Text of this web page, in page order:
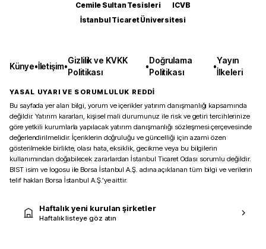
Cemile Sultan Tesisleri
ICVB
İstanbul Ticaret Üniversitesi
Künye•İletişim•
Gizlilik ve KVKK
Politikası
•
Doğrulama
Politikası
•
Yayın
İlkeleri
YASAL UYARI VE SORUMLULUK REDDİ
Bu sayfada yer alan bilgi, yorum ve içerikler yatırım danışmanlığı kapsamında
değildir. Yatırım kararları, kişisel mali durumunuz ile risk ve getiri tercihlerinize
göre yetkili kurumlarla yapılacak yatırım danışmanlığı sözleşmesi çerçevesinde
değerlendirilmelidir. İçeriklerin doğruluğu ve güncelliği için azami özen
gösterilmekle birlikte, olası hata, eksiklik, gecikme veya bu bilgilerin
kullanımından doğabilecek zararlardan İstanbul Ticaret Odası sorumlu değildir.
BIST isim ve logosu ile Borsa İstanbul A.Ş. adına açıklanan tüm bilgi ve verilerin
telif hakları Borsa İstanbul A.Ş.’ye aittir.
Haftalık yeni kurulan şirketler
Haftalık listeye göz atın